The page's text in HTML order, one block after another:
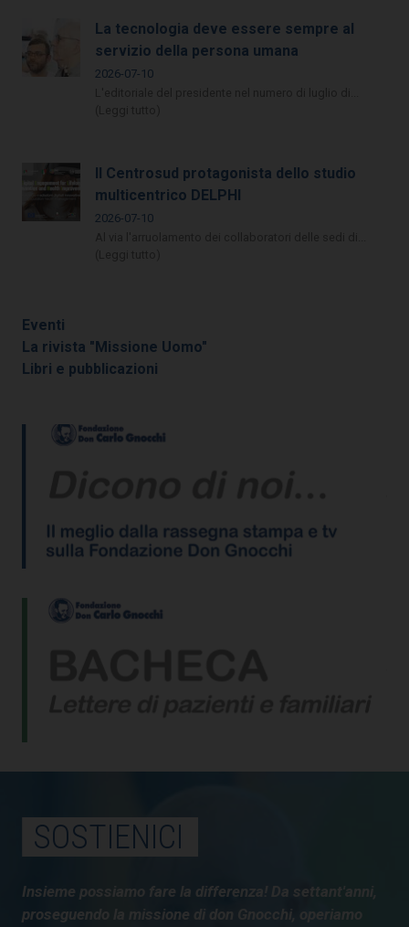
La tecnologia deve essere sempre al
servizio della persona umana
2026-07-10
Il Centrosud protagonista dello studio
multicentrico DELPHI
2026-07-10
Eventi
La rivista "Missione Uomo"
Libri e pubblicazioni
SOSTIENICI
Insieme possiamo fare la differenza! Da settant'anni,
proseguendo la missione di don Gnocchi, operiamo